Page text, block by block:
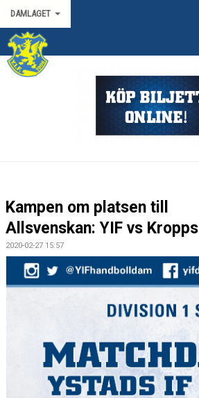
DAMLAGET
HEM
SPORTGRUPP DAM
DAMALLSVENSKAN
SVENSKA CUPEN DAM
Kampen om platsen till
Allsvenskan: YIF vs Kropps
2020-02-27 15:57